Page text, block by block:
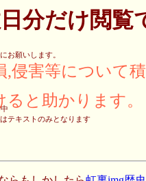
分だけ閲覧
にお願いします。
,侵害等について
ると助かります。
テキストのみとなります